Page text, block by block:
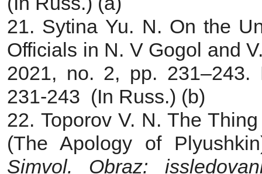
21. Sytina Yu. N. On the
Officials in N. V Gogol and
2021, no. 2, pp. 231–243.
231-243 (In Russ.) (b)
22. Toporov V. N. The
(The Apology of
Simvol. Obraz: